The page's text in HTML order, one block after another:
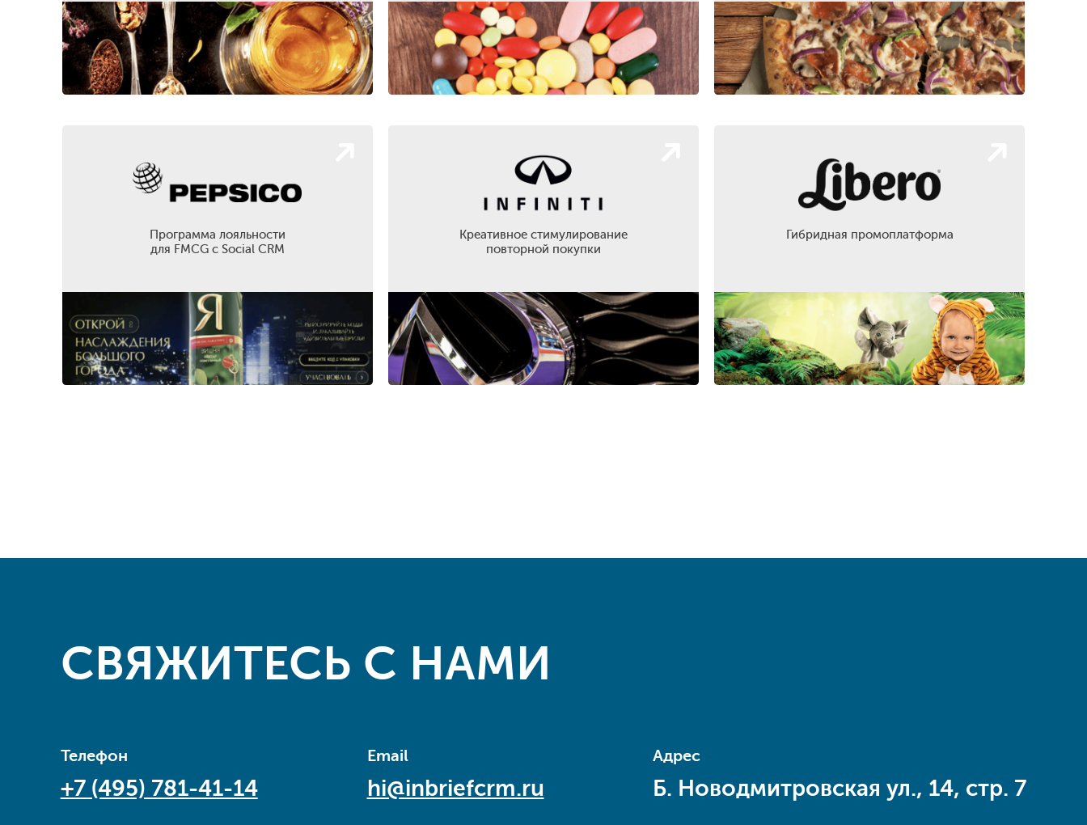
Программа лояльности
для FMCG с Social CRM
Креативное стимулирование
повторной покупки
Гибридная промоплатформа
СВЯЖИТЕСЬ С НАМИ
Телефон
+7 (495) 781-41-14
Email
hi@inbriefcrm.ru
Адрес
Б. Новодмитровская ул., 14, стр. 7